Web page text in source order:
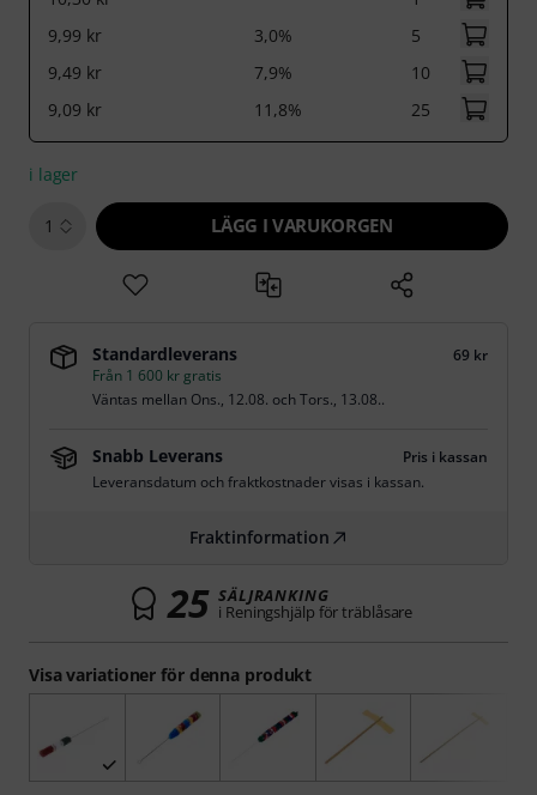
Visa variationer för denna produkt
9,99 kr
3,0%
5
9,49 kr
7,9%
10
9,09 kr
11,8% 25
i lager
1 LÄGG I VARUKORGEN
Standardleverans
69 kr
Från 1 600 kr gratis
Väntas mellan Ons., 12.08. ochTors., 13.08..
Snabb Leverans
Pris i kassan
Leveransdatum och fraktkostnader visas i kassan.
Fraktinformation
25 SÄLJRANKING
i Reningshjälp för träblåsare